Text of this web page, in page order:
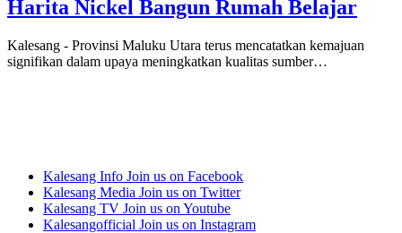
Harita Nickel Bangun Rumah Belajar
Kalesang - Provinsi Maluku Utara terus mencatatkan kemajuan
signifikan dalam upaya meningkatkan kualitas sumber…
Kalesang Info Join us on Facebook
Kalesang Media Join us on Twitter
Kalesang TV Join us on Youtube
Kalesangofficial Join us on Instagram